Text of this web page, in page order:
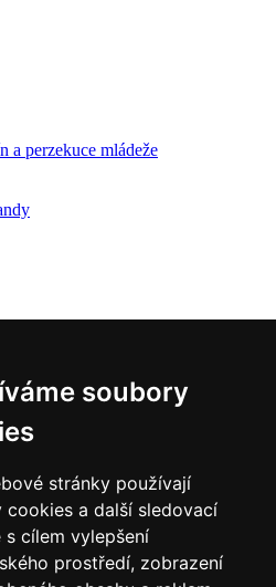
soubory
stránky používají
cookies a další sledovací
s cílem vylepšení
prostředí, zobrazení
a perzekuce mládeže